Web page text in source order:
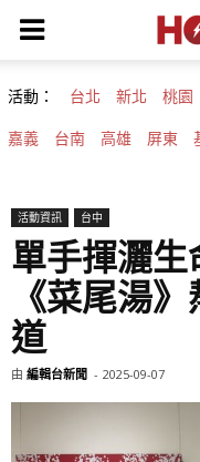
活動： 台北 新北 桃園
嘉義 台南 高雄 屏東
活動資訊 台中
單手揮灑
《菜尾湯
道
由 編輯台新聞 - 2025-09-07